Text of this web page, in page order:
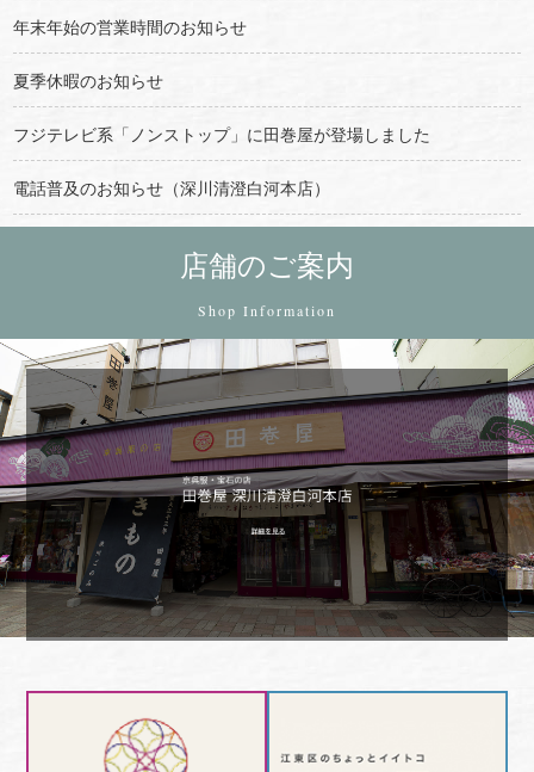
年末年始の営業時間のお知らせ
夏季休暇のお知らせ
フジテレビ系「ノンストップ」に田巻屋が登場しました
電話普及のお知らせ（深川清澄白河本店）
店舗のご案内
Shop Information